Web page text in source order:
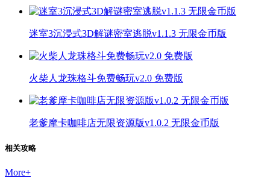
迷室3沉浸式3D解谜密室逃脱v1.1.3 无限金币版
火柴人龙珠格斗免费畅玩v2.0 免费版
老爹摩卡咖啡店无限资源版v1.0.2 无限金币版
相关攻略
More+